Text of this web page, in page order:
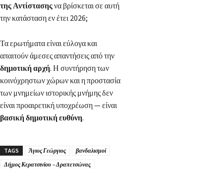
της Αντίστασηςνα βρίσκεται σε αυτή
την κατάσταση εν έτει 2026;
Τα ερωτήματα είναι εύλογα και
απαιτούν άμεσες απαντήσεις από την
δημοτική αρχή. Η συντήρηση των
κοινόχρηστων χώρων και η προστασία
των μνημείων ιστορικής μνήμης δεν
είναι προαιρετική υποχρέωση — είναι
βασική δημοτική ευθύνη.
TAGS Άγιος Γεώργιος
βανδαλισμοί
Δήμος Κερατσινίου – Δραπετσώνας